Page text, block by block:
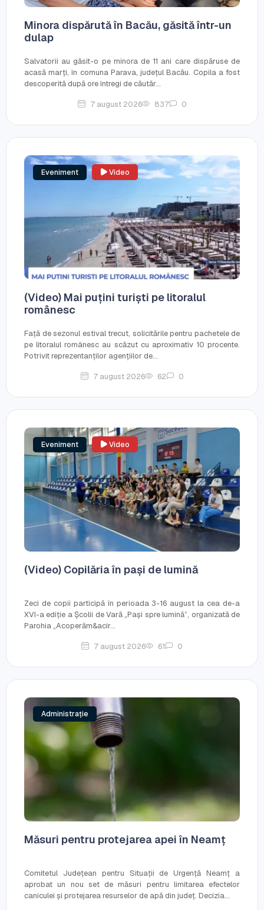
Minora dispărută în Bacău, găsită într-un
dulap
Salvatorii au găsit-o pe minora de 11 ani care dispăruse de
acasă marți, în comuna Parava, județul Bacău. Copila a fost
descoperită după ore întregi de căutăr...
7 august 2026 837 0
Eveniment Video
(Video) Mai puțini turiști pe litoralul
românesc
Față de sezonul estival trecut, solicitările pentru pachetele de
pe litoralul românesc au scăzut cu aproximativ 10 procente.
Potrivit reprezentanților agențiilor de...
7 august 2026 62 0
Eveniment Video
(Video) Copilăria în pași de lumină
Zeci de copii participă în perioada 3-16 august la cea de-a
XVI-a ediție a Școlii de Vară „Pași spre lumină”, organizată de
Parohia „Acoperăm&acir...
7 august 2026 61 0
Administrație
Măsuri pentru protejarea apei în Neamț
Comitetul Județean pentru Situații de Urgență Neamț a
aprobat un nou set de măsuri pentru limitarea efectelor
caniculei și protejarea resurselor de apă din județ. Decizia...